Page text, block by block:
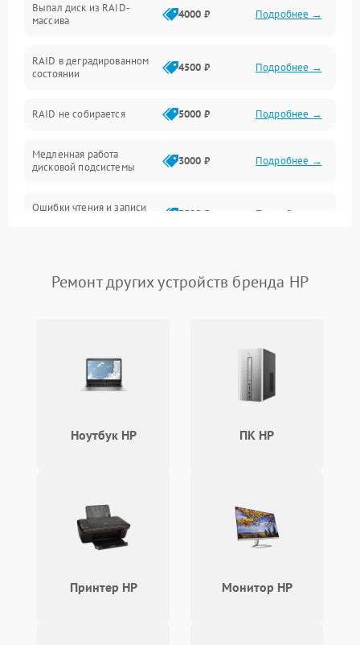
Сеть и коммуникации
Контроллеры и интерфейсы
Виртуализация и сервисы
Программные сбои
Система охлаждения
Выпал диск из RAID-
массива
4000 ₽ Подробнее →
RAID в деградированном
состоянии
4500 ₽ Подробнее →
RAID не собирается 5000 ₽ Подробнее →
Медленная работа
дисковой подсистемы
3000 ₽ Подробнее →
Ошибки чтения и записи
3500 ₽ Подробнее →
Ремонт других устройств бренда HP
Ноутбук HP ПК HP
Принтер HP Монитор HP